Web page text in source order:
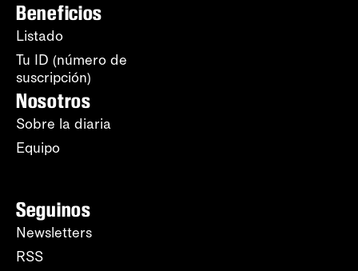
Beneficios
Listado
Tu ID (número de
suscripción)
Nosotros
Sobre la diaria
Equipo
Seguinos
Newsletters
RSS